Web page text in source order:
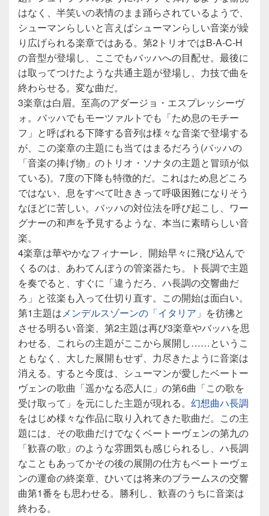
はなく、半笑いの表情のまま踊らされているようで、
シューマンらしいと言えばシューマンらしい音楽が繰
り広げられる楽章ではある。第2トリオではB-A-C-H
の音型が登場し、ここでもバッハへの目配せ。最後に
は取ってつけたような共通主題が登場し、力技で曲を
終わらせる。変な曲だ。
3楽章は白眉。至高のアダージョ・エスプレッシーヴ
ォ。バッハでもモーツァルトでも「ため息のモチー
フ」と呼ばれる下降する音列は様々な音楽で登場する
が、この楽章の主題にも当てはまるだろう(バッハの
「音楽の捧げ物」のトリオ・ソナタの主題と冒頭が似
ている)。7度の下降も特徴的だ。これはため息どころ
ではない、息をすべて吐ききって呼吸困難になりそう
なほどに苦しい。バッハの対位法を呼び起こし、ワー
グナーの和声を予見するような、本当に素晴らしい音
楽。
4楽章は華やかなフィナーレ、開始早々に飛び込んで
くるのは、あわてんぼうの管楽器たち。ト長調で主題
を奏でると、すぐに「違うだろ、ハ長調の交響曲だ
ろ」と弦楽も入って仕切り直す。この開始は面白い。
第1主題はメンデルスゾーンの「イタリア」 を彷彿と
させる明るい音楽、第2主題は再び3楽章やバッハを思
わせる、これらの主題がここから展開し……というこ
ともなく、大した展開もせず、力尽きたように音楽は
消える。すると今度は、シューマンが愛したベートー
ヴェンの歌曲「遥かなる恋人に」の第6曲「この歌を
受け取って」を元にした主題が現れる。 幻想曲ハ長調
をはじめ様々な作品に取り入れてきた歌曲だ。この主
題には、その歌曲だけでなくベートーヴェンの第九の
「歓喜の歌」のような雰囲気も感じられるし、ハ長調
なこともあってかその後の展開の仕方もベートーヴェ
ンの運命の終楽章、ひいては将来のブラームスの交響
曲第1番をも思わせる。勝利し、歓喜のうちに音楽は
終わる。